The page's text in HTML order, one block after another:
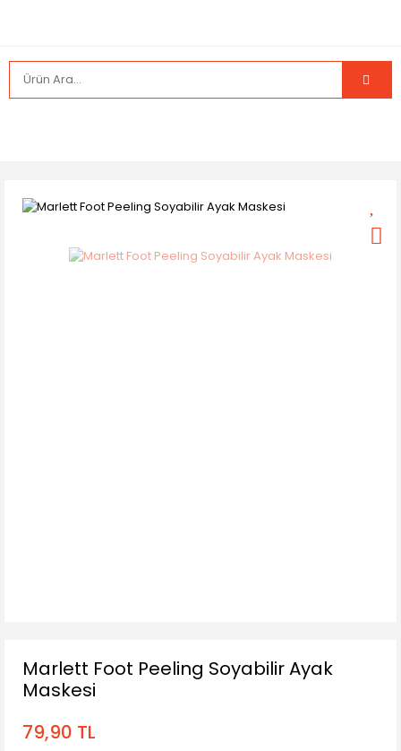
Marlett Foot Peeling Soyabilir Ayak
Maskesi
79,90 TL